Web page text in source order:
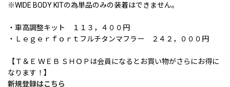
※WIDE BODY KITの為単品のみの装着はできません。
・車高調整キット １１３，４００円
・Ｌｅｇｅｒｆｏｒｔフルチタンマフラー ２４２，０００円
【Ｔ＆Ｅ ＷＥＢ ＳＨＯＰは会員になるとお買い物がさらにお得に
なります！】
新規登録はこちら